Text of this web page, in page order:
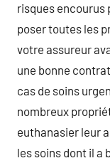
risques encourus
poser toutes les
votre assureur
une bonne
cas de soins
nombreux
euthanasier leur
les soins dont il a